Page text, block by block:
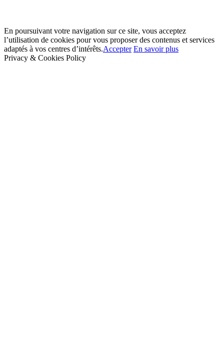
En poursuivant votre navigation sur ce site, vous acceptez
l’utilisation de cookies pour vous proposer des contenus et services
adaptés à vos centres d’intérêts.Accepter En savoir plus
Privacy & Cookies Policy